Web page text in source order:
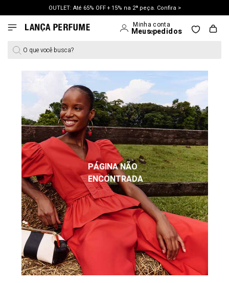
OUTLET: Até 65% OFF + 15% na 2ª peça. Confira >
LANÇAMENTO PRIMAVERA 27. Clique e aproveite.
O que você busca?
PÁGINA NÃO
ENCONTRADA